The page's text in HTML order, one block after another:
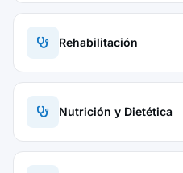
Rehabilitación
Nutrición y Dietética